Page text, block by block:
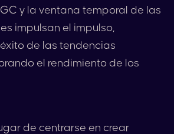
y la ventana temporal de las
impulsan el impulso,
de las tendencias
el rendimiento de los
de centrarse en crear